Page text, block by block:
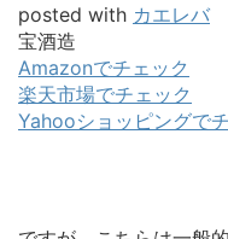
posted with カエレバ
宝酒造
Amazonでチェック
楽天市場でチェック
Yahooショッピングで